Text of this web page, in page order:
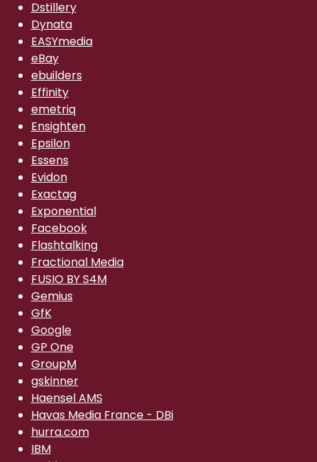
Dstillery
Dynata
EASYmedia
eBay
ebuilders
Effinity
emetriq
Ensighten
Epsilon
Essens
Evidon
Exactag
Exponential
Facebook
Flashtalking
Fractional Media
FUSIO BY S4M
Gemius
GfK
Google
GP One
GroupM
gskinner
Haensel AMS
Havas Media France - DBi
hurra.com
IBM